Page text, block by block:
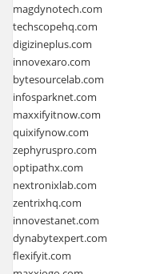
magdynotech.com
techscopehq.com
digizineplus.com
innovexaro.com
bytesourcelab.com
infosparknet.com
maxxifyitnow.com
quixifynow.com
zephyruspro.com
optipathx.com
nextronixlab.com
zentrixhq.com
innovestanet.com
dynabytexpert.com
flexifyit.com